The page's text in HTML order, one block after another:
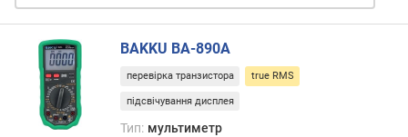
в
а
н
н
я
BAKKU BA-890A
перевірка транзистора true RMS
підсвічування дисплея
Тип: мультиметр